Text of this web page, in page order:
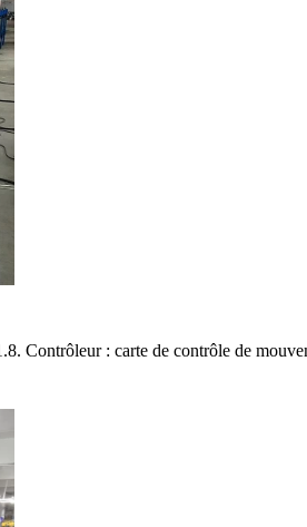
Contrôleur : carte de contrôle de